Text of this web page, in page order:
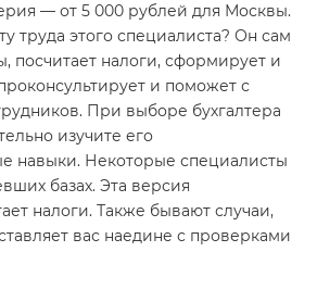
— от 5 000 рублей для Москвы.
труда этого специалиста? Он сам
посчитает налоги, сформирует и
и поможет с
При выборе бухгалтера
изучите его
навыки. Некоторые специалисты
базах. Эта версия
налоги. Также бывают случаи,
вас наедине с проверками